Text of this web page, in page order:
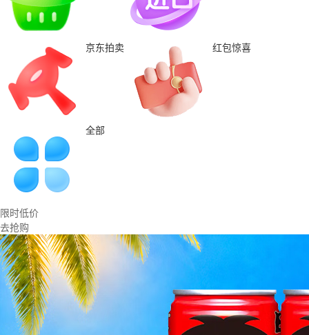
京东拍卖 红包惊喜
全部
限时低价
去抢购